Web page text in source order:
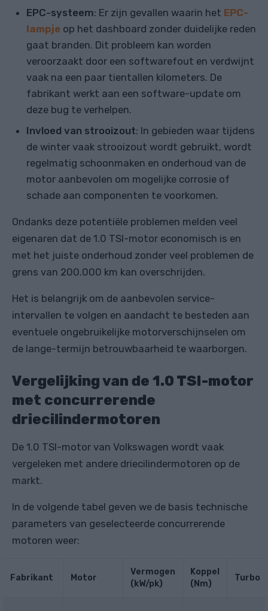
EPC-systeem: Er zijn gevallen waarin het EPC-
lampje op het dashboard zonder duidelijke reden
gaat branden. Dit probleem kan worden
veroorzaakt door een softwarefout en verdwijnt
vaak na een paar tientallen kilometers. De
fabrikant werkt aan een software-update om
deze bug te verhelpen.
Invloed van strooizout: In gebieden waar tijdens
de winter vaak strooizout wordt gebruikt, wordt
regelmatig schoonmaken en onderhoud van de
motor aanbevolen om mogelijke corrosie of
schade aan componenten te voorkomen.
Ondanks deze potentiële problemen melden veel
eigenaren dat de 1.0 TSI-motor economisch is en
met het juiste onderhoud zonder veel problemen de
grens van 200.000 km kan overschrijden.
Het is belangrijk om de aanbevolen service-
intervallen te volgen en aandacht te besteden aan
eventuele ongebruikelijke motorverschijnselen om
de lange-termijn betrouwbaarheid te waarborgen.
Vergelijking van de 1.0 TSI-motor
met concurrerende
driecilindermotoren
De 1.0 TSI-motor van Volkswagen wordt vaak
vergeleken met andere driecilindermotoren op de
markt.
In de volgende tabel geven we de basis technische
parameters van geselecteerde concurrerende
motoren weer:
Fabrikant Motor
Vermogen
(kW/pk)
Koppel
(Nm)
Turbo